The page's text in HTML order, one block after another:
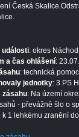
Česká
události: okres
a čas ohlášení:
: technická pomoc
jednotky: 3 PS
zásahu: Na území
- převážně šlo o
k 1 lehkému zranění